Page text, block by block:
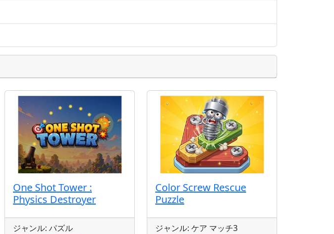
One Shot Tower :
Physics Destroyer
ジャンル: パズル
Color Screw Rescue
Puzzle
ジャンル: ケア マッチ3